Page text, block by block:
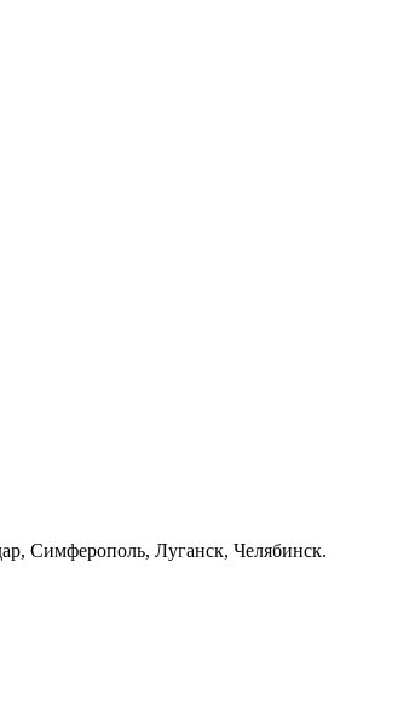
Симферополь, Луганск, Челябинск.